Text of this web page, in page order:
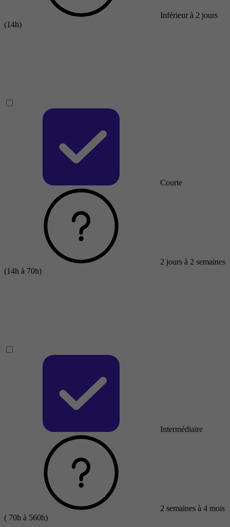
Inférieur à 2 jours
(14h)
Courte
2 jours à 2 semaines
(14h à 70h)
Intermédiaire
2 semaines à 4 mois
( 70h à 560h)